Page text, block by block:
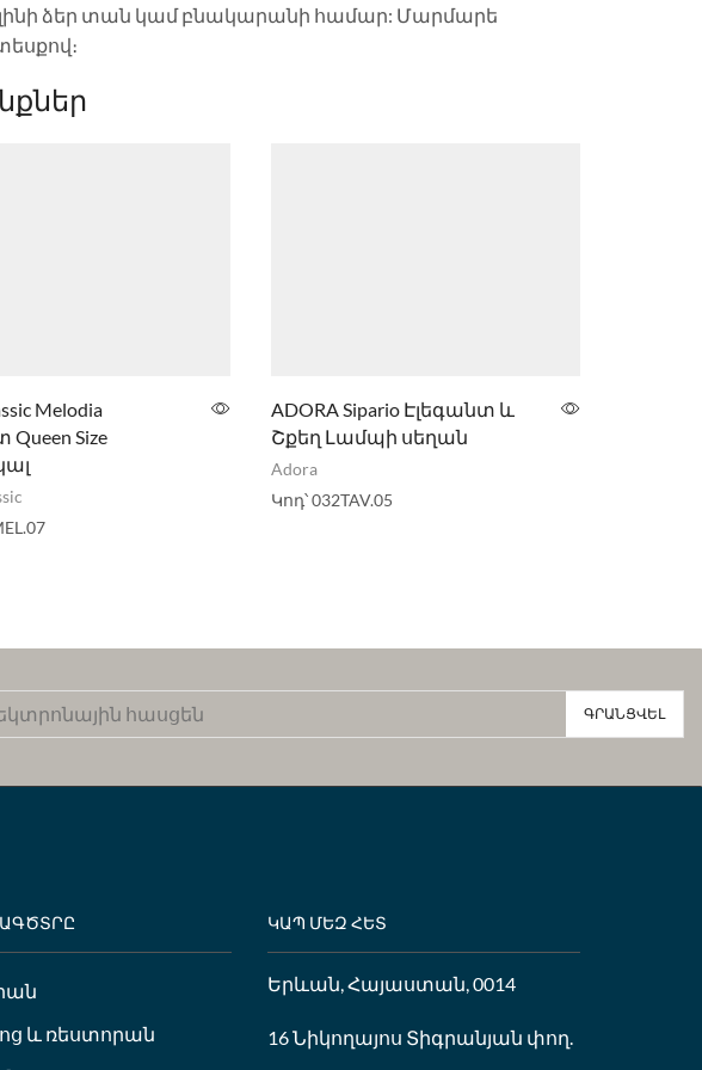
ձեր տան կամ բնակարանի համար: Մարմարե
Melodia
Size
ADORA Sipario Էլեգանտ և
Շքեղ Լամպի սեղան
Adora
Կոդ՝032TAV.05
և ռեստորան
ԿԱՊ ՄԵԶ ՀԵՏ
Երևան, Հայաստան, 0014
16 Նիկողայոս Տիգրանյան փող.